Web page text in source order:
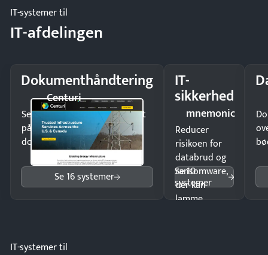
IT-systemer til
IT-afdelingen
Dokumenthåndtering
Centuri
Send kontrakter til underskrift
på minutter og mist ingen
dokumenter.
Se 16 systemer
IT-
sikkerhed
mnemonic
Reducer
risikoen for
databrud og
ransomware,
der kan
lamme
Se 10
systemer
IT-systemer til